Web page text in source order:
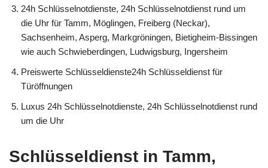
24h Schlüsselnotdienste, 24h Schlüsselnotdienst rund um
die Uhr für Tamm, Möglingen, Freiberg (Neckar),
Sachsenheim, Asperg, Markgröningen, Bietigheim-Bissingen
wie auch Schwieberdingen, Ludwigsburg, Ingersheim
Preiswerte Schlüsseldienste24h Schlüsseldienst für
Türöffnungen
Luxus 24h Schlüsselnotdienste, 24h Schlüsselnotdienst rund
um die Uhr
Schlüsseldienst in Tamm,